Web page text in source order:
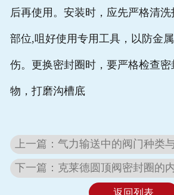
后再使用。安装时，应先严格清
部位,咀好使用专用工具，以防金
伤。更换密封圈时，要严格检查
物，打磨沟槽底
上一篇：气力输送中的阀门种类
下一篇：克莱德圆顶阀密封圈的